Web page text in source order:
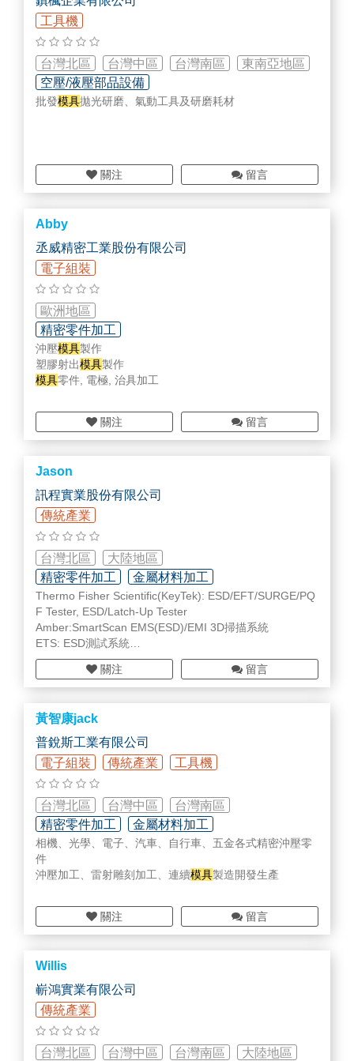
設備功能修改(機構、軟體)
設備開發
機械設計服務
PLC程式設計
HMI工業圖控設計
PC Based工控設計
工具機
台灣北區 台灣中區 台灣南區
東南亞地區
空壓/液壓部品設備
批發模具拋光研磨、氣動工具及研磨耗材
關注 留言
Abby
丞威精密工業股份有限公司
電子組裝
歐洲地區
精密零件加工
沖壓模具製作
塑膠射出模具製作
模具零件, 電極, 治具加工
關注 留言
Jason
訊程實業股份有限公司
傳統產業
台灣北區
大陸地區
精密零件加工
金屬材料加工
Thermo Fisher Scientific(KeyTek): ESD/EFT/SURGE/PQ
F Tester, ESD/Latch-Up Tester
Amber:SmartScan EMS(ESD)/EMI 3D掃描系統
ETS: ESD測試系統
SA: 溫度係數測試系統, 石英晶體測試系統; 網路分析儀
Micromanipulator 高精密半自動探針台
Amada Miyachi America(AMYA)/ Benchmark: 石英晶體,
半導體器件封焊機
Schuster: 分立器件測試儀器以測試高壓高流MOSFET 或
IGBT 模組
Mechanical Devices: 冷熱模組(-55degC~+175degC) 供I
C電測試–芯片帶電 高低溫測試系統
NorCom: 光學檢漏測試系統
Midas: de-lidder拆蓋機, HGRS-V熱氣返修系統
歐、美高精度機械、模具零配件，多種超硬合金材料
關注 留言
黃智康jack
普銳斯工業有限公司
電子組裝
傳統產業 工具機
台灣北區 台灣中區
台灣南區
精密零件加工
金屬材料加工
相機、光學、電子、汽車、自行車、五金各式精密沖壓零
件
沖壓加工、雷射雕刻加工、連續模具製造開發生產
關注 留言
Willis
嶄鴻實業有限公司
傳統產業
台灣北區 台灣中區 台灣南區
大陸地區